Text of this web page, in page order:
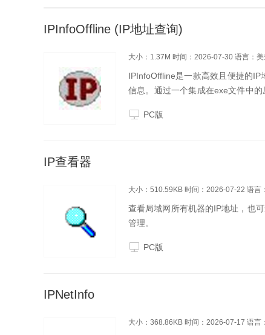
IPInfoOffline (IP地址查询)
大小：1.37M 时间：2026-07-30 语言：
IPInfoOffline是一款高效且便捷的
信息。通过一个集成在exe文件中
PC版
IP查看器
大小：510.59KB 时间：2026-07-22 语言
查看局域网所有机器的IP地址，也
管理。
PC版
IPNetInfo
大小：368.86KB 时间：2026-07-17 语言